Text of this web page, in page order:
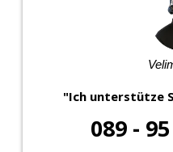
"Ich unterstütze
089 -